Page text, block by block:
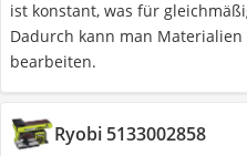
ist konstant, was für
Dadurch kann man
bearbeiten.
Ryobi 5133002858